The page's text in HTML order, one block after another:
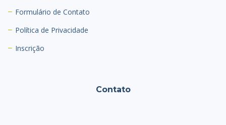
Formulário de Contato
Política de Privacidade
Inscrição
Contato